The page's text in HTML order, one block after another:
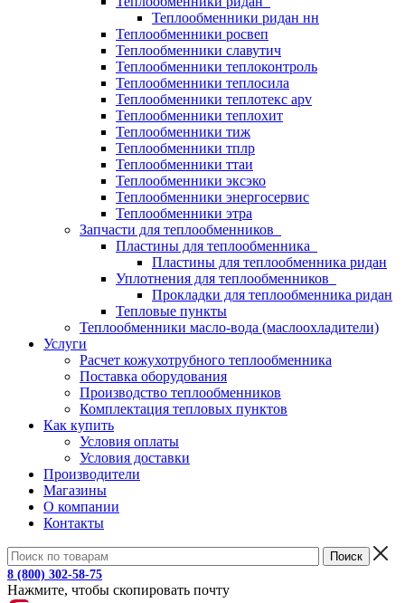
Теплообменники ридан нн
Теплообменники росвеп
Теплообменники славутич
Теплообменники теплоконтроль
Теплообменники теплосила
Теплообменники теплотекс apv
Теплообменники теплохит
Теплообменники тиж
Теплообменники тплр
Теплообменники ттаи
Теплообменники эксэко
Теплообменники энергосервис
Теплообменники этра
Запчасти для теплообменников
Пластины для теплообменника
Пластины для теплообменника ридан
Уплотнения для теплообменников
Прокладки для теплообменника ридан
Тепловые пункты
Теплообменники масло-вода (маслоохладители)
Услуги
Расчет кожухотрубного теплообменника
Поставка оборудования
Производство теплообменников
Комплектация тепловых пунктов
Как купить
Условия оплаты
Условия доставки
Производители
Магазины
О компании
Контакты
8 (800) 302-58-75
Нажмите, чтобы скопировать почту